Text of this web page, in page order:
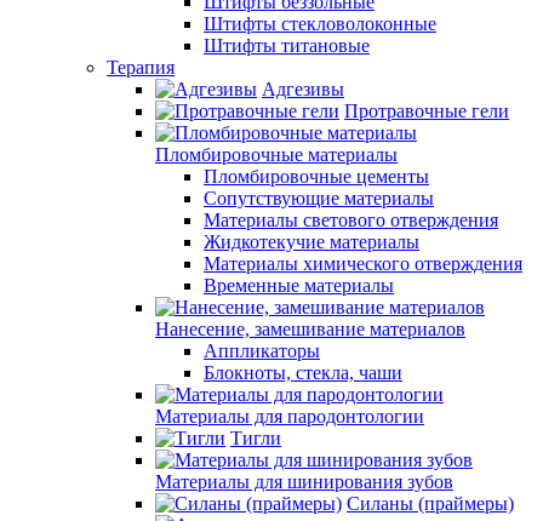
Штифты стекловолоконные
Штифты титановые
Терапия
Адгезивы
Протравочные гели
Пломбировочные материалы
Пломбировочные цементы
Сопутствующие материалы
Материалы светового отверждения
Жидкотекучие материалы
Материалы химического отверждения
Временные материалы
Нанесение, замешивание материалов
Аппликаторы
Блокноты, стекла, чаши
Материалы для пародонтологии
Тигли
Материалы для шинирования зубов
Силаны (праймеры)